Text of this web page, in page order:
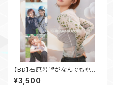
【BD】石原希望がなんでもやっ
たるで！Vol.1
¥3,500